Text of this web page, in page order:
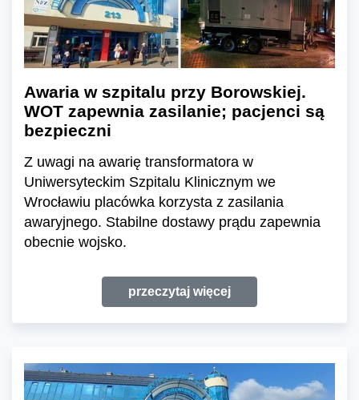
Awaria w szpitalu przy Borowskiej.
WOT zapewnia zasilanie; pacjenci są
bezpieczni
Z uwagi na awarię transformatora w
Uniwersyteckim Szpitalu Klinicznym we
Wrocławiu placówka korzysta z zasilania
awaryjnego. Stabilne dostawy prądu zapewnia
obecnie wojsko.
przeczytaj więcej